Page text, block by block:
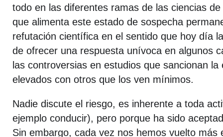
todo en las diferentes ramas de las ciencias
que alimenta este estado de sospecha
refutación científica en el sentido que hoy día
de ofrecer una respuesta unívoca en algunos
las controversias en estudios que sancionan
elevados con otros que los ven mínimos.
Nadie discute el riesgo, es inherente a toda
ejemplo conducir), pero porque ha sido
Sin embargo, cada vez nos hemos vuelto más